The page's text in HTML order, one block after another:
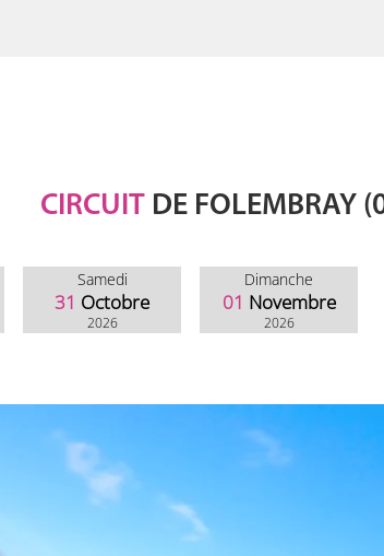
CIRCUITDE FOLEMBRAY
Samedi
31 Octobre
2026
Dimanche
01 Novembre
2026